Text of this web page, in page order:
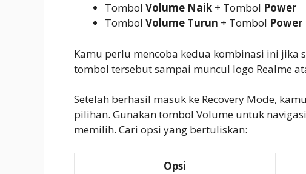
Tombol Volume Naik + Tombol Power
Tombol Volume Turun + Tombol Power
Kamu perlu mencoba kedua kombinasi ini jika
tombol tersebut sampai muncul logo Realme
Setelah berhasil masuk ke Recovery Mode,
pilihan. Gunakan tombol Volume untuk
memilih. Cari opsi yang bertuliskan:
Opsi